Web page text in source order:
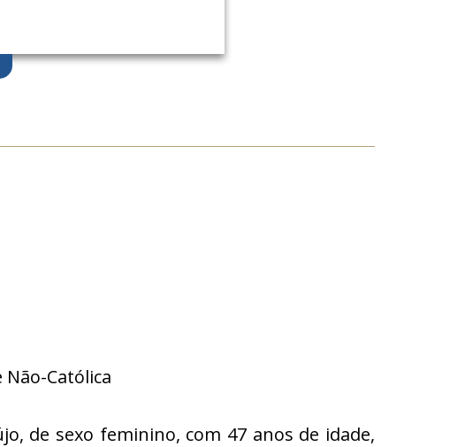
Católica
de sexo feminino, com 47 anos de idade,